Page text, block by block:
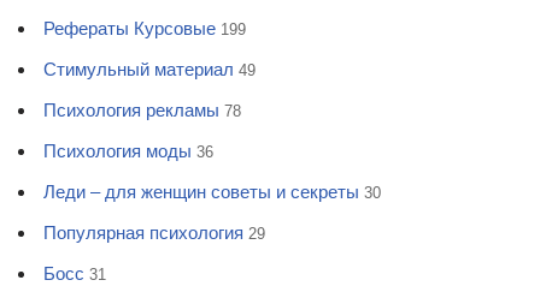
Рефераты Курсовые 199
Стимульный материал 49
Психология рекламы 78
Психология моды 36
Леди – для женщин советы и секреты 30
Популярная психология 29
Босс 31